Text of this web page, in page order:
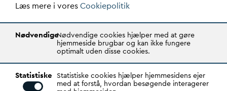
CVR: 29031215
Transparency Register: REG 0105047100027-26
A er den samlende kraft ivandsektoren.
Gennem stærke alliancer og klare budskaber taler
D ANVA
andets sag, som vigtig ressource for den
Læs mere i voresCookiepolitik
NødvendigeNødvendige cookies hjælper med at gøre
hjemmeside brugbar og kan ikke fungere
optimalt uden disse cookies.
Statistiske Statistiske cookies hjælper hjemmesidens ejer
med at forstå, hvordan besøgende interagerer